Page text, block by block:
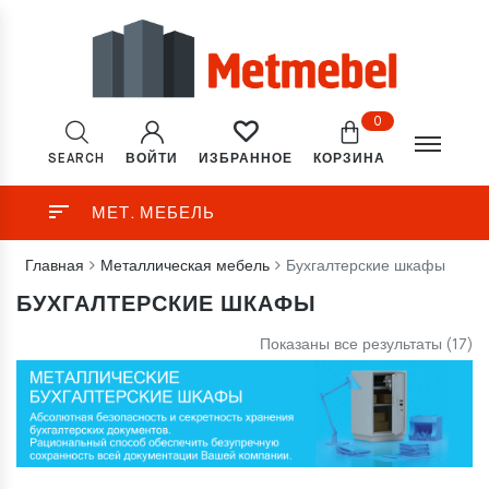
SEARCH ВОЙТИ ИЗБРАННОЕ
0
КОРЗИНА
МЕТ. МЕБЕЛЬ
Главная Металлическая мебель Бухгалтерские шкафы
БУХГАЛТЕРСКИЕ ШКАФЫ
Показаны все результаты (17)